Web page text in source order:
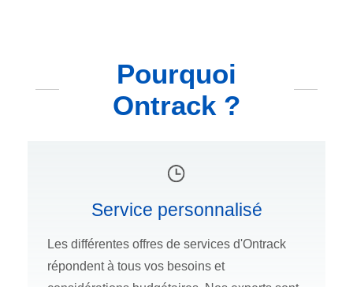
Pourquoi
Ontrack ?
Service personnalisé
Les différentes offres de services d'Ontrack
répondent à tous vos besoins et